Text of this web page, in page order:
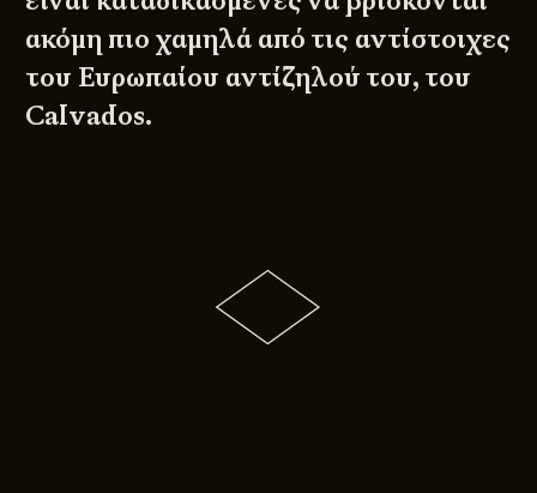
ακόμη πιο χαμηλά από τις αντίστοιχες
του Ευρωπαίου αντίζηλού του, του
Calvados.